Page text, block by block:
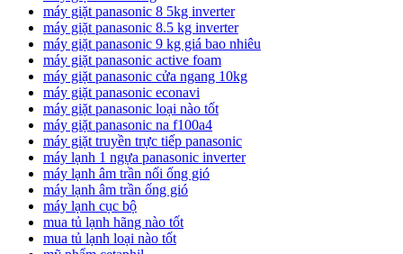
máy giặt panasonic 8 5kg inverter
máy giặt panasonic 8.5 kg inverter
máy giặt panasonic 9 kg giá bao nhiêu
máy giặt panasonic active foam
máy giặt panasonic cửa ngang 10kg
máy giặt panasonic econavi
máy giặt panasonic loại nào tốt
máy giặt panasonic na f100a4
máy giặt truyền trực tiếp panasonic
máy lạnh 1 ngựa panasonic inverter
máy lạnh âm trần nối ống gió
máy lạnh âm trần ống gió
máy lạnh cục bộ
mua tủ lạnh hãng nào tốt
mua tủ lạnh loại nào tốt